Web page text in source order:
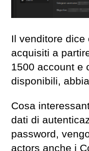
Il venditore
acquisiti a
1500 account e
disponibili,
Cosa
dati di
password,
actors anche i